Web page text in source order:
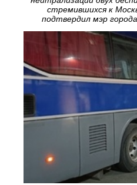
стремившихся к
подтвердил мэр